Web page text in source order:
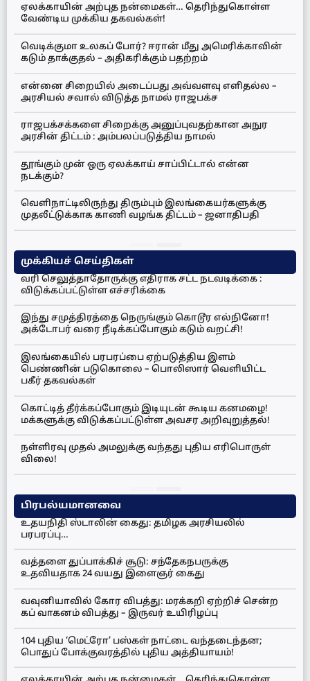
ஏலக்காயின் அற்புத நன்மைகள்… தெரிந்துகொள்ள
வேண்டிய முக்கிய தகவல்கள்!
வெடிக்குமா உலகப் போர்? ஈரான் மீது அமெரிக்காவின்
கடும் தாக்குதல் – அதிகரிக்கும் பதற்றம்
என்னை சிறையில் அடைப்பது அவ்வளவு எளிதல்ல –
அரசியல் சவால் விடுத்த நாமல் ராஜபக்ச
ராஜபக்சக்களை சிறைக்கு அனுப்புவதற்கான அநுர
அரசின் திட்டம் : அம்பலப்படுத்திய நாமல்
தூங்கும் முன் ஒரு ஏலக்காய் சாப்பிட்டால் என்ன
நடக்கும்?
வெளிநாட்டிலிருந்து திரும்பும் இலங்கையர்களுக்கு
முதலீட்டுக்காக காணி வழங்க திட்டம் – ஜனாதிபதி
முக்கியச் செய்திகள்
வரி செலுத்தாதோருக்கு எதிராக சட்ட நடவடிக்கை :
விடுக்கப்பட்டுள்ள எச்சரிக்கை
இந்து சமுத்திரத்தை நெருங்கும் கொடூர எல்நினோ!
அக்டோபர் வரை நீடிக்கப்போகும் கடும் வறட்சி!
இலங்கையில் பரபரப்பை ஏற்படுத்திய இளம்
பெண்ணின் படுகொலை – பொலிஸார் வெளியிட்ட
பகீர் தகவல்கள்
கொட்டித் தீர்க்கப்போகும் இடியுடன் கூடிய கனமழை!
மக்களுக்கு விடுக்கப்பட்டுள்ள அவசர அறிவுறுத்தல்!
நள்ளிரவு முதல் அமலுக்கு வந்தது புதிய எரிபொருள்
விலை!
பிரபல்யமானவை
உதயநிதி ஸ்டாலின் கைது: தமிழக அரசியலில்
பரபரப்பு…
வத்தளை துப்பாக்கிச் சூடு: சந்தேகநபருக்கு
உதவியதாக 24 வயது இளைஞர் கைது
வவுனியாவில் கோர விபத்து: மரக்கறி ஏற்றிச் சென்ற
கப் வாகனம் விபத்து – இருவர் உயிரிழப்பு
104 புதிய ‘மெட்ரோ’ பஸ்கள் நாட்டை வந்தடைந்தன;
பொதுப் போக்குவரத்தில் புதிய அத்தியாயம்!